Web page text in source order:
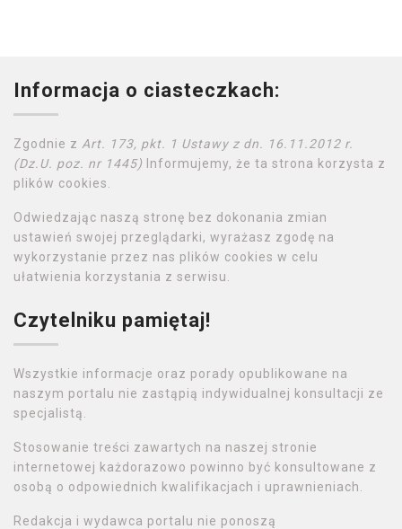
Informacja o ciasteczkach:
Zgodnie z Art. 173, pkt. 1 Ustawy z dn. 16.11.2012 r.
(Dz.U. poz. nr 1445) Informujemy, że ta strona korzysta z
plików cookies.
Odwiedzając naszą stronę bez dokonania zmian
ustawień swojej przeglądarki, wyrażasz zgodę na
wykorzystanie przez nas plików cookies w celu
ułatwienia korzystania z serwisu.
Czytelniku pamiętaj!
Wszystkie informacje oraz porady opublikowane na
naszym portalu nie zastąpią indywidualnej konsultacji ze
specjalistą.
Stosowanie treści zawartych na naszej stronie
internetowej każdorazowo powinno być konsultowane z
osobą o odpowiednich kwalifikacjach i uprawnieniach.
Redakcja i wydawca portalu nie ponoszą